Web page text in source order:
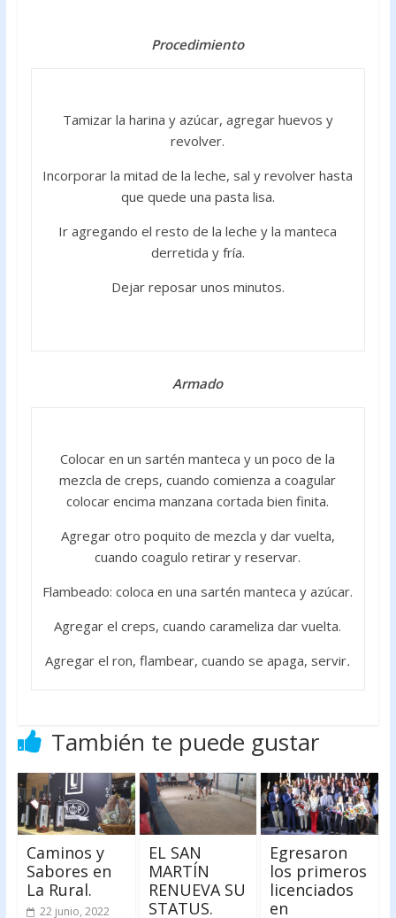
Procedimiento
Tamizar la harina y azúcar, agregar huevos y
revolver.
Incorporar la mitad de la leche, sal y revolver hasta
que quede una pasta lisa.
Ir agregando el resto de la leche y la manteca
derretida y fría.
Dejar reposar unos minutos.
Armado
Colocar en un sartén manteca y un poco de la
mezcla de creps, cuando comienza a coagular
colocar encima manzana cortada bien finita.
Agregar otro poquito de mezcla y dar vuelta,
cuando coagulo retirar y reservar.
Flambeado: coloca en una sartén manteca y azúcar.
Agregar el creps, cuando carameliza dar vuelta.
Agregar el ron, flambear, cuando se apaga, servir.
También te puede gustar
Caminos y
Sabores en
La Rural.
22 junio, 2022
EL SAN
MARTÍN
RENUEVA SU
STATUS.
Egresaron
los primeros
licenciados
en